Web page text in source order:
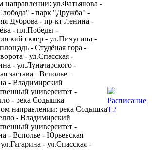
направлении: ул.Фатьянова -
- парк "Дружба" -
Дуброва - пр-кт Ленина -
- пл.Победы -
сквер - ул.Пичугина -
- Студёная гора -
- ул.Спасская -
- ул.Луначарского -
застава - Всполье -
- Владимирский
университет -
- река Содышка
направлении: река Содышка
- Владимирский
университет -
- Всполье - Юрьевская
ул.Гагарина - ул.Спасская -
Расписание
Т2